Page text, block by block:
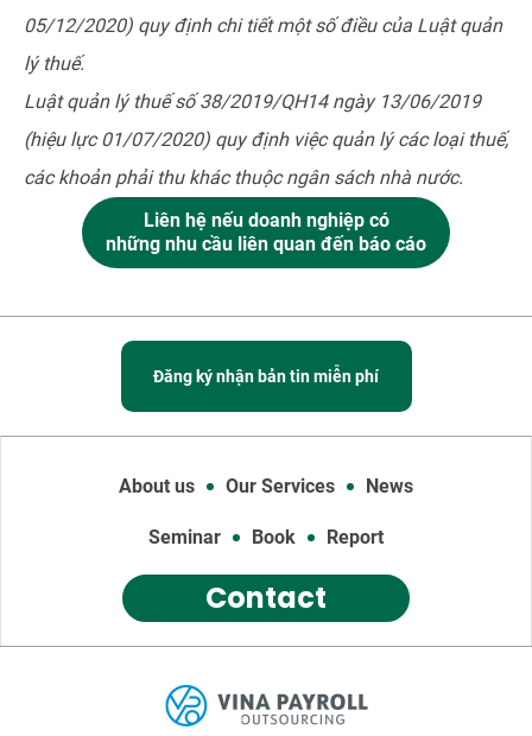
05/12/2020) quy định chi tiết một số điều của Luật quản
lý thuế.
Luật quản lý thuế số 38/2019/QH14 ngày 13/06/2019
(hiệu lực 01/07/2020) quy định việc quản lý các loại thuế,
các khoản phải thu khác thuộc ngân sách nhà nước.
Liên hệ nếu doanh nghiệp có
những nhu cầu liên quan đến báo cáo
Đăng ký nhận bản tin miễn phí
About us Our Services News
Seminar Book Report
Contact